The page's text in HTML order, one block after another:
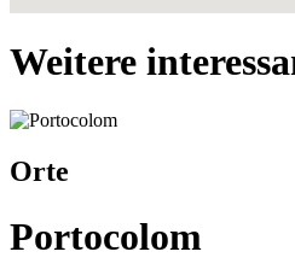
Weitere
Orte
Portocolom